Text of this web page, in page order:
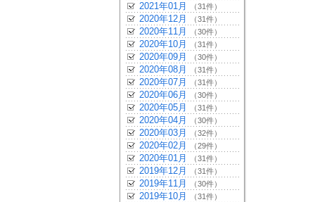
2021年01月 （31件）
2020年12月 （31件）
2020年11月 （30件）
2020年10月 （31件）
2020年09月 （30件）
2020年08月 （31件）
2020年07月 （31件）
2020年06月 （30件）
2020年05月 （31件）
2020年04月 （30件）
2020年03月 （32件）
2020年02月 （29件）
2020年01月 （31件）
2019年12月 （31件）
2019年11月 （30件）
2019年10月 （31件）